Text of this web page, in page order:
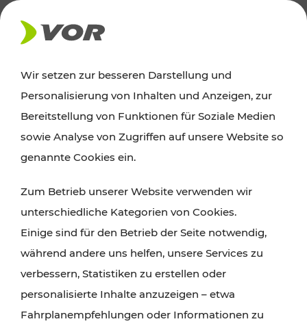
AKTUELLES
News
Alle wichtigen Meldungen zu Fahrplanänderungen,
finden Sie hier im Überblick.
Wir setzen zur besseren Darstellung und
Personalisierung von Inhalten und Anzeigen, zur
Bereitstellung von Funktionen für Soziale Medien
sowie Analyse von Zugriffen auf unsere Website so
genannte Cookies ein.
Zum Betrieb unserer Website verwenden wir
unterschiedliche Kategorien von Cookies.
Einige sind für den Betrieb der Seite notwendig,
während andere uns helfen, unsere Services zu
verbessern, Statistiken zu erstellen oder
personalisierte Inhalte anzuzeigen – etwa
Fahrplanempfehlungen oder Informationen zu